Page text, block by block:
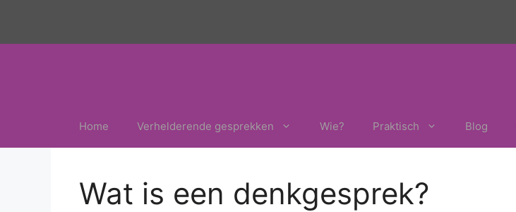
Home Verhelderende gesprekken Wie? Praktisch Blog
Wat is een denkgesprek?